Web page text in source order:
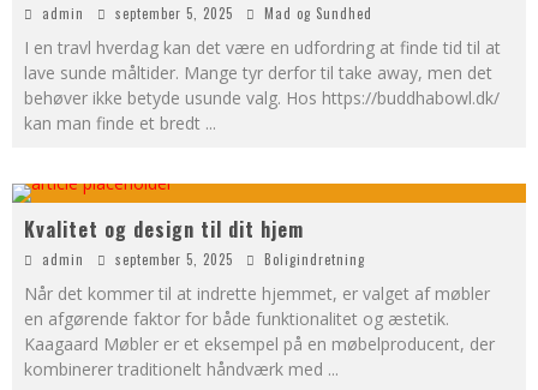
admin september 5, 2025 Mad og Sundhed
I en travl hverdag kan det være en udfordring at finde tid til at
lave sunde måltider. Mange tyr derfor til take away, men det
behøver ikke betyde usunde valg. Hos https://buddhabowl.dk/
kan man finde et bredt ...
Kvalitet og design til dit hjem
admin september 5, 2025 Boligindretning
Når det kommer til at indrette hjemmet, er valget af møbler
en afgørende faktor for både funktionalitet og æstetik.
Kaagaard Møbler er et eksempel på en møbelproducent, der
kombinerer traditionelt håndværk med ...